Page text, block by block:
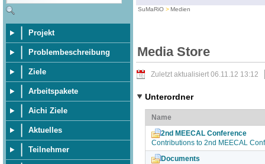
Projekt
Problembeschreibung
Ziele
Arbeitspakete
Aichi Ziele
Aktuelles
Teilnehmer
SuMaRiO Medien
Media Store
Zuletzt aktualisiert 06.11.12 13:12
Unterordner
Name
2nd MEECAL Conference
Contributions to 2nd MEECAL
Documents